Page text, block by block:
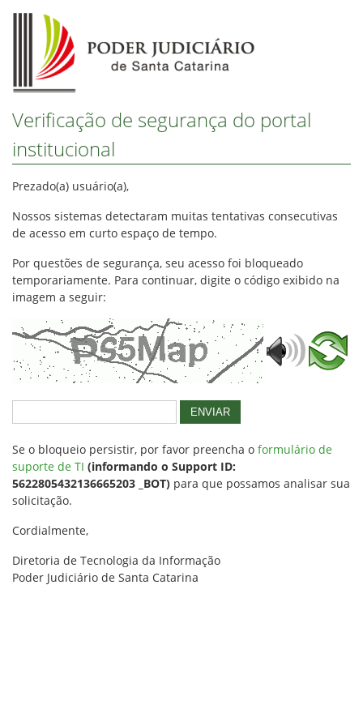
Verificação de segurança do portal
institucional
Prezado(a) usuário(a),
Nossos sistemas detectaram muitas tentativas consecutivas
de acesso em curto espaço de tempo.
Por questões de segurança, seu acesso foi bloqueado
temporariamente. Para continuar, digite o código exibido na
imagem a seguir:
ENVIAR
Se o bloqueio persistir, por favor preencha o formulário de
suporte de TI (informando o Support ID:
5622805432136665203 _BOT) para que possamos analisar sua
solicitação.
Cordialmente,
Diretoria de Tecnologia da Informação
Poder Judiciário de Santa Catarina